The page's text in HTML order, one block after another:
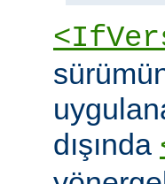
dışında